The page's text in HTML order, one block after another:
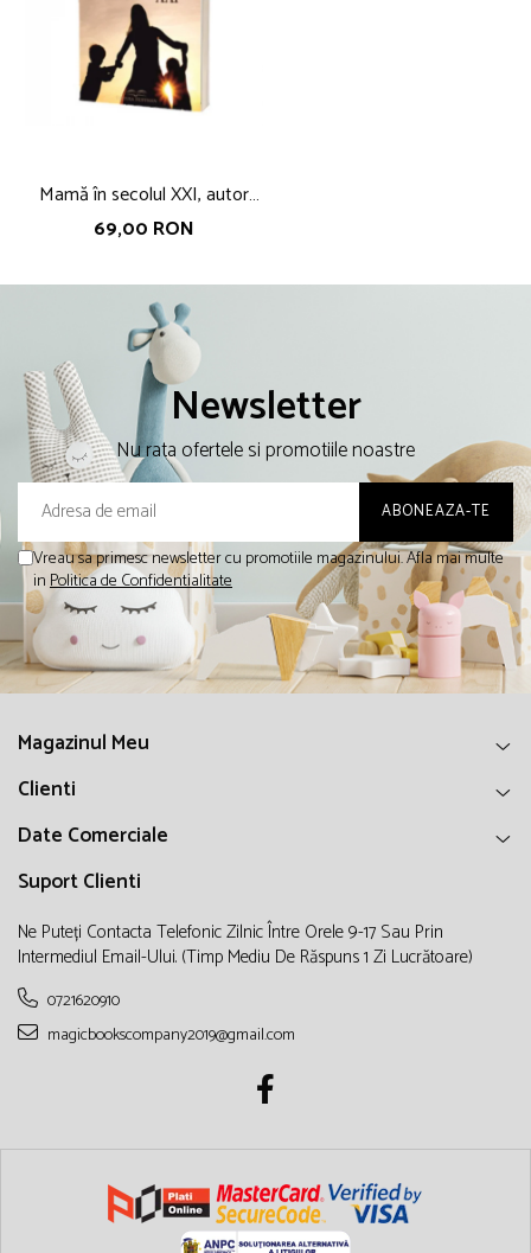
Mamă în secolul XXI, autor
Nicoleta Fotău
69,00 RON
Newsletter
Nu rata ofertele si promotiile noastre
Vreau sa primesc newsletter cu promotiile magazinului. Afla mai multe
inPolitica de Confidentialitate
Magazinul Meu
Clienti
Date Comerciale
Suport Clienti
Ne Puteți Contacta Telefonic Zilnic Între Orele 9-17 Sau Prin
Intermediul Email-Ului. (timp Mediu De Răspuns 1 Zi Lucrătoare)
0721620910
magicbookscompany2019@gmail.com